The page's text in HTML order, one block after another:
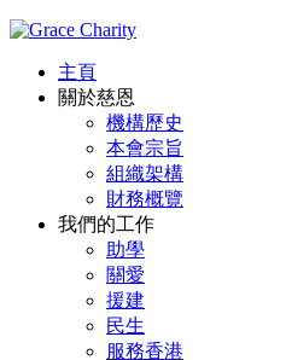
主頁
關於慈恩
機構歷史
本會宗旨
組織架構
財務概覽
我們的工作
助學
關愛
援建
民生
服務香港